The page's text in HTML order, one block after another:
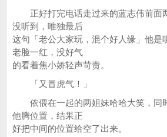
正好打完电话走过来的蓝志伟前面
没听到，唯独最后
这句「老公大家玩，混个好人缘」他是
老脸一红，没好气
的看着焦小娇轻声苛责。
「又冒虎气！」
依偎在一起的两姐妹哈哈大笑，同
他腾位置，结果正
好把中间的位置给空了出来。